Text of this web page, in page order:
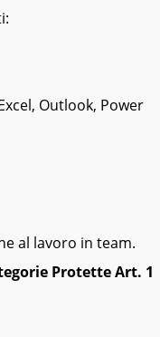
Outlook, Power
al lavoro in team.
Protette Art. 1